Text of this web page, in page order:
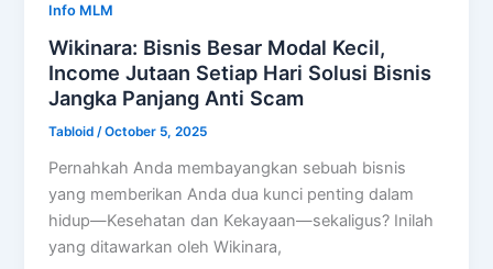
Info MLM
Wikinara: Bisnis Besar Modal Kecil,
Income Jutaan Setiap Hari Solusi Bisnis
Jangka Panjang Anti Scam
Tabloid/October 5, 2025
Pernahkah Anda membayangkan sebuah bisnis
yang memberikan Anda dua kunci penting dalam
hidup—Kesehatan dan Kekayaan—sekaligus? Inilah
yang ditawarkan oleh Wikinara,